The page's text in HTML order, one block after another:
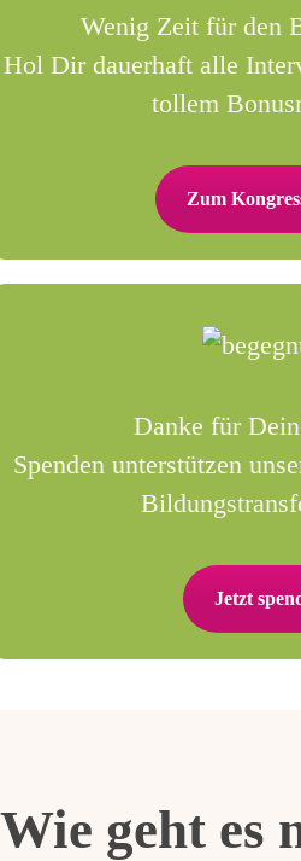
Wenig Zeit für den
Hol Dir dauerhaft alle
tollem
Zum
Danke für
Spenden unterstützen
Jetzt
Wie geht es